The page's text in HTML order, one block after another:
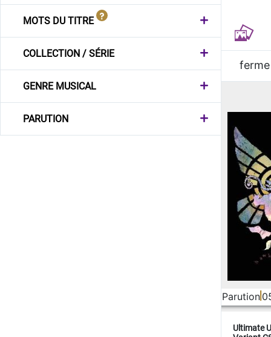
MOTS DU TITRE
COLLECTION / SÉRIE
GENRE MUSICAL
PARUTION
ferme
Parution
Ultimate